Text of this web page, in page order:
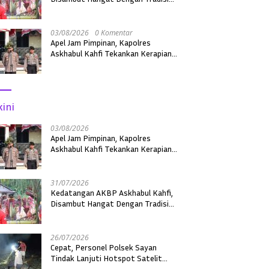
03/08/2026
0 Komentar
Apel Jam Pimpinan, Kapolres
Askhabul Kahfi Tekankan Kerapian
03/08/2026
Apel Jam Pimpinan, Kapolres
Askhabul Kahfi Tekankan Kerapian
31/07/2026
Kedatangan AKBP Askhabul Kahfi,
Disambut Hangat Dengan Tradisi
26/07/2026
Cepat, Personel Polsek Sayan
Tindak Lanjuti Hotspot Satelit